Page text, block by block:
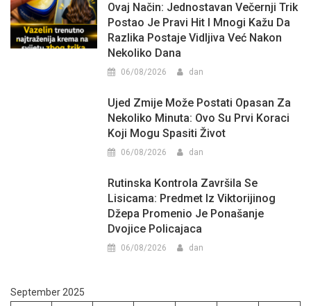
Ovaj Način: Jednostavan Večernji Trik
Postao Je Pravi Hit I Mnogi Kažu Da
Razlika Postaje Vidljiva Već Nakon
Nekoliko Dana
06/08/2026 dan
Ujed Zmije Može Postati Opasan Za
Nekoliko Minuta: Ovo Su Prvi Koraci
Koji Mogu Spasiti Život
06/08/2026 dan
Rutinska Kontrola Završila Se
Lisicama: Predmet Iz Viktorijinog
Džepa Promenio Je Ponašanje
Dvojice Policajaca
06/08/2026 dan
September 2025